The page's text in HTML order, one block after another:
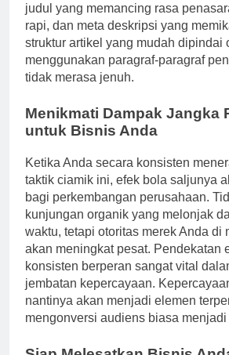
judul yang memancing rasa
rapi, dan meta deskripsi yang
struktur artikel yang mudah dipindai
menggunakan paragraf-paragraf
tidak merasa jenuh.
Menikmati Dampak Jangka
untuk Bisnis Anda
Ketika Anda secara konsisten
taktik ciamik ini, efek bola saljunya
bagi perkembangan perusahaan.
kunjungan organik yang melonjak
waktu, tetapi otoritas merek Anda di
akan meningkat pesat. Pendekatan
konsisten berperan sangat vital
jembatan kepercayaan.
nantinya akan menjadi elemen
mengonversi audiens biasa